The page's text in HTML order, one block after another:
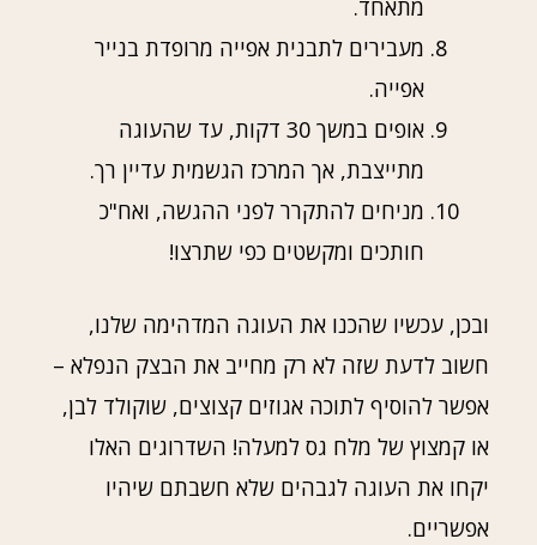
מתאחד.
מעבירים לתבנית אפייה מרופדת בנייר
אפייה.
אופים במשך 30 דקות, עד שהעוגה
מתייצבת, אך המרכז הגשמית עדיין רך.
מניחים להתקרר לפני ההגשה, ואח"כ
חותכים ומקשטים כפי שתרצו!
ובכן, עכשיו שהכנו את העוגה המדהימה שלנו,
חשוב לדעת שזה לא רק מחייב את הבצק הנפלא –
אפשר להוסיף לתוכה אגוזים קצוצים, שוקולד לבן,
או קמצוץ של מלח גס למעלה! השדרוגים האלו
יקחו את העוגה לגבהים שלא חשבתם שיהיו
אפשריים.